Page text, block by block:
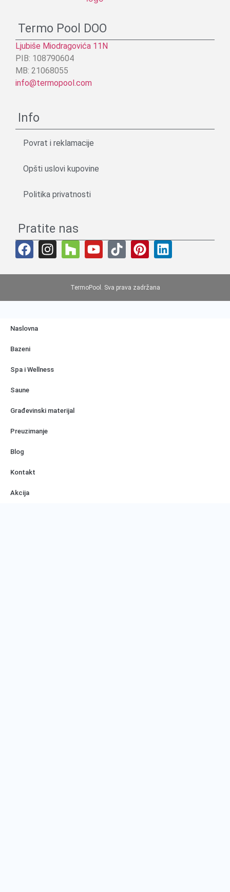
Termo Pool DOO
Ljubiše Miodragovića 11N
PIB: 108790604
MB: 21068055
info@termopool.com
Info
Povrat i reklamacije
Opšti uslovi kupovine
Politika privatnosti
Pratite nas
TermoPool. Sva prava zadržana
Naslovna
Bazeni
Spa i Wellness
Saune
Građevinski materijal
Preuzimanje
Blog
Kontakt
Akcija